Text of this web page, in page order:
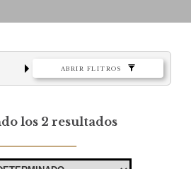
ABRIR FLITROS
los 2 resultados